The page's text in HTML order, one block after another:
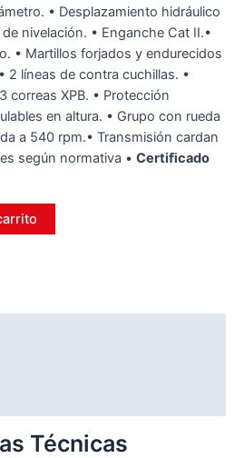
• Desplazamiento hidráulico
nivelación. • Enganche Cat II.•
• Martillos forjados y endurecidos
2 líneas de contra cuchillas. •
correas XPB. • Protección
en altura. • Grupo con rueda
a 540 rpm.• Transmisión cardan
según normativa • Certiﬁcado
Técnicas